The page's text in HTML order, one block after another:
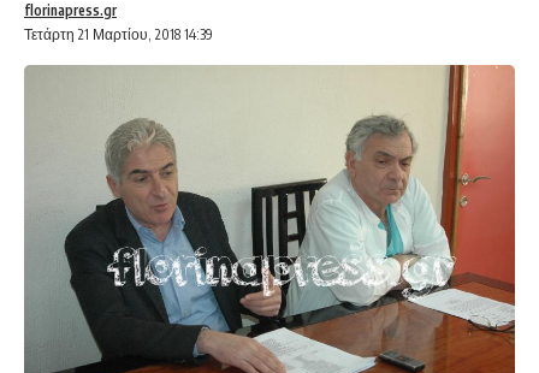
Τετάρτη 21 Μαρτίου, 2018 14:39
florinapress.gr